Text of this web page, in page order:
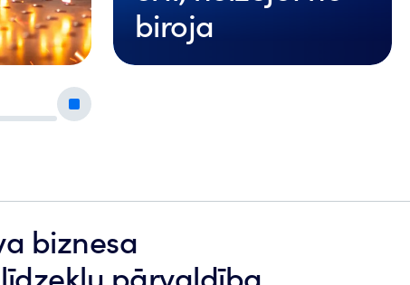
Uzzināt vairāk
biroja
biznesa